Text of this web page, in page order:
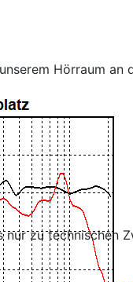
Hörraum an
zu